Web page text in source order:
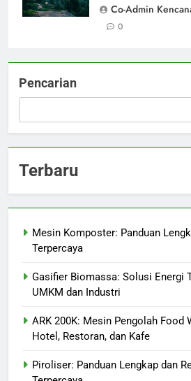
Co-Admin
0
Pencarian
Terbaru
Mesin Komposter: Panduan
Terpercaya
Gasifier Biomassa: Solusi Energi
UMKM dan Industri
ARK 200K: Mesin Pengolah Food
Hotel, Restoran, dan Kafe
Piroliser: Panduan Lengkap dan